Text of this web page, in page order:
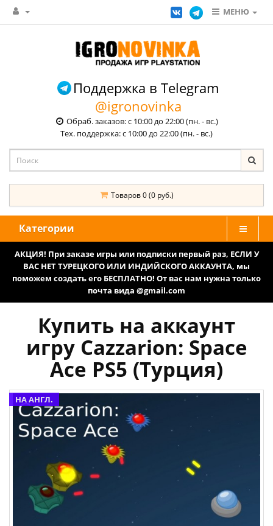
МЕНЮ
Поддержка в Telegram
@igronovinka
Обраб. заказов: с 10:00 до 22:00 (пн. - вс.)
Тех. поддержка: с 10:00 до 22:00 (пн. - вс.)
Товаров 0 (0 руб.)
Категории
АКЦИЯ! При заказе игры или подписки первый раз, ЕСЛИ У
ВАС НЕТ ТУРЕЦКОГО ИЛИ ИНДИЙСКОГО АККАУНТА, мы
поможем создать его БЕСПЛАТНО! От вас нам нужна только
почта вида @gmail.com
Купить на аккаунт
игру Cazzarion: Space
Ace PS5 (Турция)
НА АНГЛ.